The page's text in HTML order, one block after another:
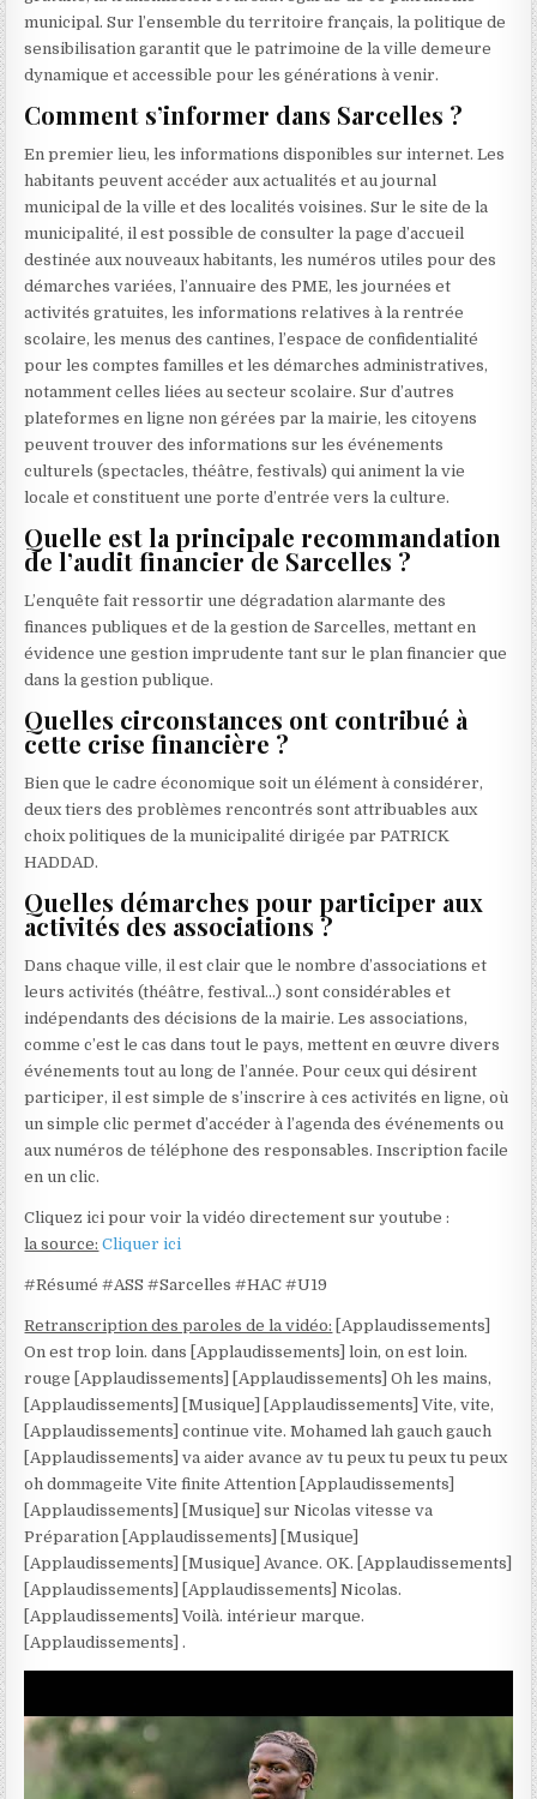
municipal. Sur l’ensemble du territoire français, la politique de
sensibilisation garantit que le patrimoine de la ville demeure
dynamique et accessible pour les générations à venir.
Comment s’informer dans Sarcelles ?
En premier lieu, les informations disponibles sur internet. Les
habitants peuvent accéder aux actualités et au journal
municipal de la ville et des localités voisines. Sur le site de la
municipalité, il est possible de consulter la page d’accueil
destinée aux nouveaux habitants, les numéros utiles pour des
démarches variées, l’annuaire des PME, les journées et
activités gratuites, les informations relatives à la rentrée
scolaire, les menus des cantines, l’espace de confidentialité
pour les comptes familles et les démarches administratives,
notamment celles liées au secteur scolaire. Sur d’autres
plateformes en ligne non gérées par la mairie, les citoyens
peuvent trouver des informations sur les événements
culturels (spectacles, théâtre, festivals) qui animent la vie
locale et constituent une porte d’entrée vers la culture.
Quelle est la principale recommandation
de l’audit financier de Sarcelles ?
L’enquête fait ressortir une dégradation alarmante des
finances publiques et de la gestion de Sarcelles, mettant en
évidence une gestion imprudente tant sur le plan financier que
dans la gestion publique.
Quelles circonstances ont contribué à
cette crise financière ?
Bien que le cadre économique soit un élément à considérer,
deux tiers des problèmes rencontrés sont attribuables aux
choix politiques de la municipalité dirigée par PATRICK
HADDAD.
Quelles démarches pour participer aux
activités des associations ?
Dans chaque ville, il est clair que le nombre d’associations et
leurs activités (théâtre, festival…) sont considérables et
indépendants des décisions de la mairie. Les associations,
comme c’est le cas dans tout le pays, mettent en œuvre divers
événements tout au long de l’année. Pour ceux qui désirent
participer, il est simple de s’inscrire à ces activités en ligne, où
un simple clic permet d’accéder à l’agenda des événements ou
aux numéros de téléphone des responsables. Inscription facile
en un clic.
Cliquez ici pour voir la vidéo directement sur youtube :
la source: Cliquer ici
#Résumé #ASS #Sarcelles #HAC #U19
Retranscription des paroles de la vidéo: [Applaudissements]
On est trop loin. dans [Applaudissements] loin, on est loin.
rouge [Applaudissements] [Applaudissements] Oh les mains,
[Applaudissements] [Musique] [Applaudissements] Vite, vite,
[Applaudissements] continue vite. Mohamed lah gauch gauch
[Applaudissements] va aider avance av tu peux tu peux tu peux
oh dommageite Vite finite Attention [Applaudissements]
[Applaudissements] [Musique] sur Nicolas vitesse va
Préparation [Applaudissements] [Musique]
[Applaudissements] [Musique] Avance. OK. [Applaudissements]
[Applaudissements] [Applaudissements] Nicolas.
[Applaudissements] Voilà. intérieur marque.
[Applaudissements] .